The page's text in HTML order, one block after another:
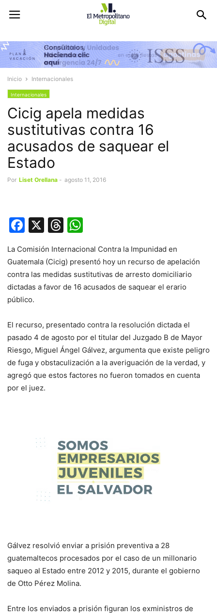
Inicio Internacionales
Internacionales
Cicig apela medidas
sustitutivas contra 16
acusados de saquear el
Estado
Por Liset Orellana - agosto 11, 2016
Facebook
X Threads
La Comisión Internacional Contra la Impunidad en
Guatemala (Cicig) presentó hoy un recurso de apelación
contra las medidas sustitutivas de arresto domiciliario
dictadas a favor de 16 acusados de saquear el erario
público.
El recurso, presentado contra la resolución dictada el
pasado 4 de agosto por el titular del Juzgado B de Mayor
Riesgo, Miguel Ángel Gálvez, argumenta que existe peligro
de fuga y obstaculización a la averiguación de la verdad, y
agregó que estos factores no fueron tomados en cuenta
por el juez.
Gálvez resolvió enviar a prisión preventiva a 28
guatemaltecos procesados por el caso de un millonario
saqueo al Estado entre 2012 y 2015, durante el gobierno
de Otto Pérez Molina.
Entre los enviados a prisión figuran los exministros de